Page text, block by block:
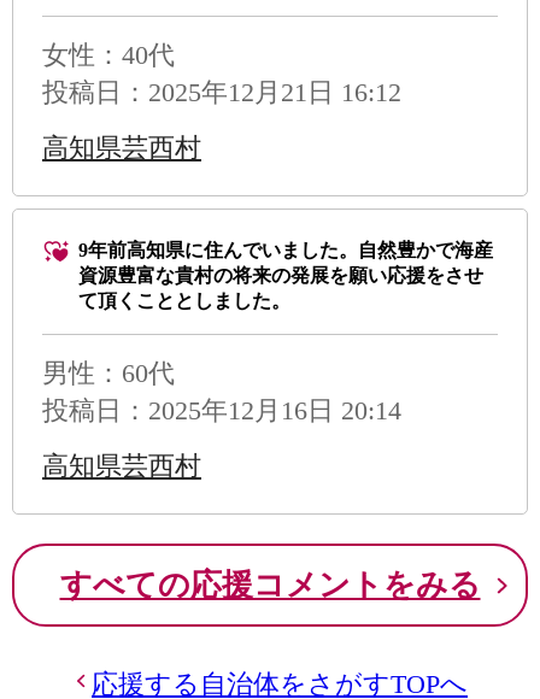
女性：40代
投稿日：2025年12月21日 16:12
高知県芸西村
9年前高知県に住んでいました。自然豊かで海産
資源豊富な貴村の将来の発展を願い応援をさせ
て頂くこととしました。
男性 ：60代
投稿日：2025年12月16日 20:14
高知県芸西村
すべての応援コメントをみる
応援する自治体をさがすTOPへ